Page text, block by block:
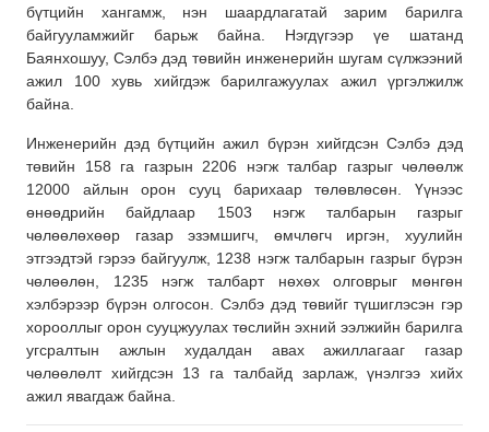
бүтцийн хангамж, нэн шаардлагатай зарим барилга
байгууламжийг барьж байна. Нэгдүгээр үе шатанд
Баянхошуу, Сэлбэ дэд төвийн инженерийн шугам сүлжээний
ажил 100 хувь хийгдэж барилгажуулах ажил үргэлжилж
байна.
Инженерийн дэд бүтцийн ажил бүрэн хийгдсэн Сэлбэ дэд
төвийн 158 га газрын 2206 нэгж талбар газрыг чөлөөлж
12000 айлын орон сууц барихаар төлөвлөсөн. Үүнээс
өнөөдрийн байдлаар 1503 нэгж талбарын газрыг
чөлөөлөхөөр газар эзэмшигч, өмчлөгч иргэн, хуулийн
этгээдтэй гэрээ байгуулж, 1238 нэгж талбарын газрыг бүрэн
чөлөөлөн, 1235 нэгж талбарт нөхөх олговрыг мөнгөн
хэлбэрээр бүрэн олгосон. Сэлбэ дэд төвийг түшиглэсэн гэр
хорооллыг орон сууцжуулах төслийн эхний ээлжийн барилга
угсралтын ажлын худалдан авах ажиллагааг газар
чөлөөлөлт хийгдсэн 13 га талбайд зарлаж, үнэлгээ хийх
ажил явагдаж байна.